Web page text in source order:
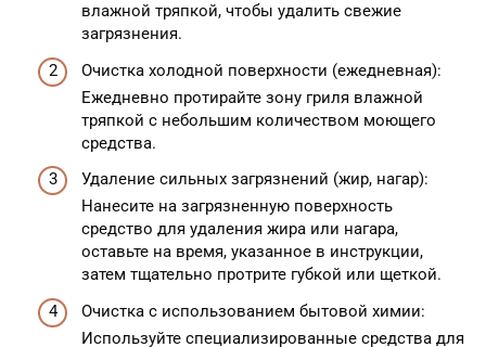
влажной тряпкой, чтобы удалить свежие
загрязнения.
Очистка холодной поверхности (ежедневная):
Ежедневно протирайте зону гриля влажной
тряпкой с небольшим количеством моющего
средства.
Удаление сильных загрязнений (жир, нагар):
Нанесите на загрязненную поверхность
средство для удаления жира или нагара,
оставьте на время, указанное в инструкции,
затем тщательно протрите губкой или щеткой.
Очистка с использованием бытовой химии:
Используйте специализированные средства для